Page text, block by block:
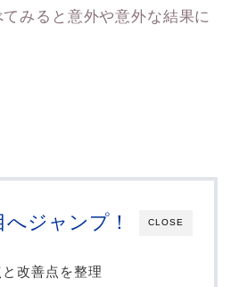
みると意外や意外な結果に
CLOSE
へジャンプ！
改善点を整理